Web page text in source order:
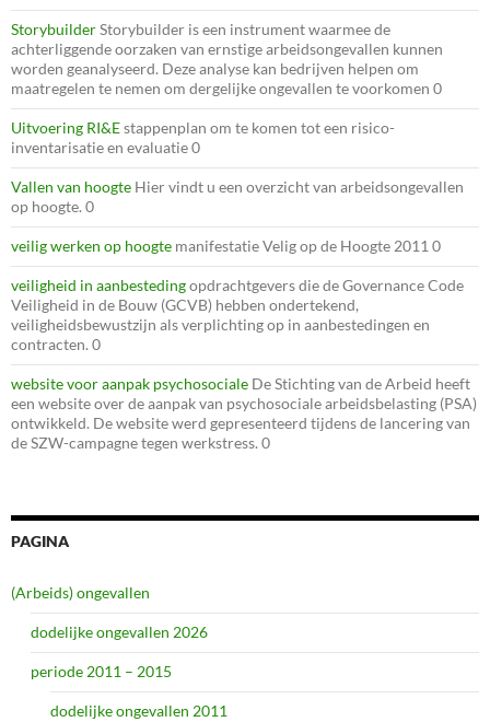
StorybuilderStorybuilder is een instrument waarmee de
achterliggende oorzaken van ernstige arbeidsongevallen kunnen
worden geanalyseerd. Deze analyse kan bedrijven helpen om
maatregelen te nemen om dergelijke ongevallen te voorkomen 0
Uitvoering RI&Estappenplan om te komen tot een risico-
inventarisatie en evaluatie 0
Vallen van hoogte Hier vindt u een overzicht van arbeidsongevallen
op hoogte. 0
veilig werken op hoogte manifestatie Velig op de Hoogte 2011 0
veiligheid in aanbestedingopdrachtgevers die de Governance Code
Veiligheid in de Bouw (GCVB) hebben ondertekend,
veiligheidsbewustzijn als verplichting op in aanbestedingen en
contracten. 0
website voor aanpak psychosociale De Stichting van de Arbeid heeft
een website over de aanpak van psychosociale arbeidsbelasting (PSA)
ontwikkeld. De website werd gepresenteerd tijdens de lancering van
de SZW-campagne tegen werkstress. 0
PAGINA
(Arbeids) ongevallen
dodelijke ongevallen 2026
periode 2011 – 2015
dodelijke ongevallen 2011